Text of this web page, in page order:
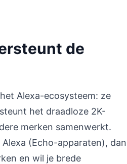
de
Alexa-ecosysteem: ze
het draadloze 2K-
merken samenwerkt.
(Echo-apparaten), dan
en wil je brede